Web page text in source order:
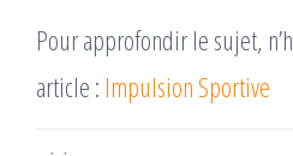
Pour approfondir le sujet,
article : Impulsion Sportive